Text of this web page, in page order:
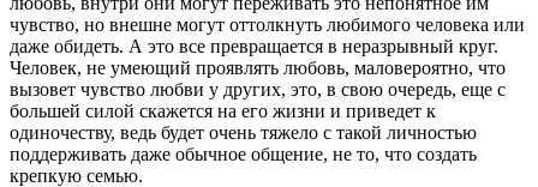
чувство, но внешне могут оттолкнуть любимого человека или
даже обидеть. А это все превращается в неразрывный круг.
Человек, не умеющий проявлять любовь, маловероятно, что
вызовет чувство любви у других, это, в свою очередь, еще с
большей силой скажется на его жизни и приведет к
одиночеству, ведь будет очень тяжело с такой личностью
поддерживать даже обычное общение, не то, что создать
крепкую семью.